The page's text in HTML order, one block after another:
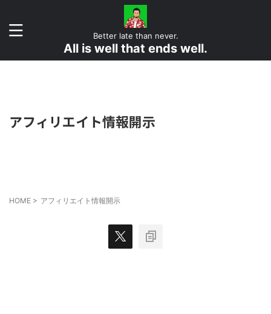
Better late than never.
All is well that ends well.
アフィリエイト情報開示
HOME > アフィリエイト情報開示